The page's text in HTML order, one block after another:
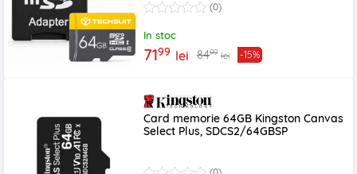
(0)
In stoc
7199 lei 8499 lei -15%
Card memorie 64GB Kingston Canvas
Select Plus, SDCS2/64GBSP